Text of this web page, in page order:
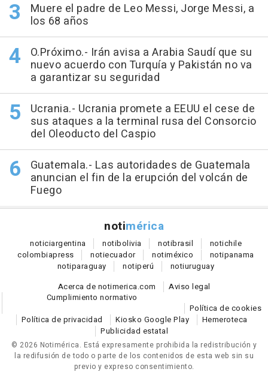
Muere el padre de Leo Messi, Jorge Messi, a
los 68 años
O.Próximo.- Irán avisa a Arabia Saudí que su
nuevo acuerdo con Turquía y Pakistán no va
a garantizar su seguridad
Ucrania.- Ucrania promete a EEUU el cese de
sus ataques a la terminal rusa del Consorcio
del Oleoducto del Caspio
Guatemala.- Las autoridades de Guatemala
anuncian el fin de la erupción del volcán de
Fuego
notimérica
noticiargentina notibolivia notibrasil notichile
colombiapress notiecuador notiméxico notipanama
notiparaguay notiperú notiuruguay
Acerca de notimerica.com
Aviso legal
Cumplimiento normativo
Política de cookies
Política de privacidad
Kiosko Google Play
Hemeroteca
Publicidad estatal
© 2026 Notimérica. Está expresamente prohibida la redistribución y
la redifusión de todo o parte de los contenidos de esta web sin su
previo y expreso consentimiento.